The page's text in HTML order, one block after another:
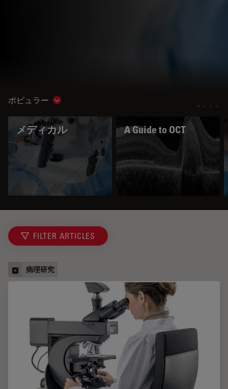
ポピュラー Show subnavigation
メディカル A Guide to OCT
FILTER ARTICLES
病理研究